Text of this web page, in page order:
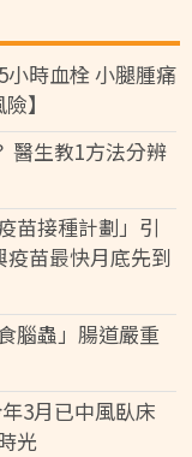
小時血栓 小腿腫痛
】
醫生教1方法分辨
苗接種計劃」引
疫苗最快月底先到
腦蟲」腸道嚴重
3月已中風臥床
光